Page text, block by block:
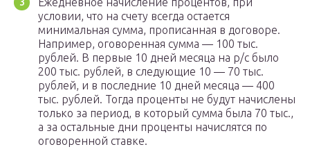
условии, что на счету всегда остается
минимальная сумма, прописанная в договоре.
Например, оговоренная сумма — 100 тыс.
рублей. В первые 10 дней месяца на р/с было
200 тыс. рублей, в следующие 10 — 70 тыс.
рублей, и в последние 10 дней месяца — 400
тыс. рублей. Тогда проценты не будут начислены
только за период, в который сумма была 70 тыс.,
а за остальные дни проценты начислятся по
оговоренной ставке.